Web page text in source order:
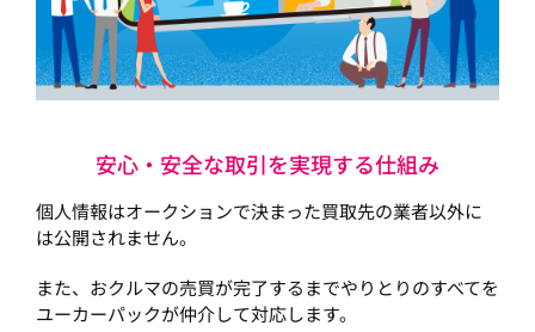
安心・安全な取引を実現する仕組み
個人情報はオークションで決まった買取先の業者以外に
は公開されません。
また、おクルマの売買が完了するまでやりとりのすべてを
ユーカーパックが仲介して対応します。